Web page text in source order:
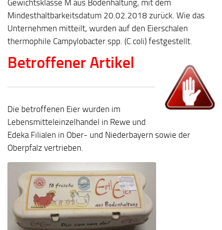
Gewichtsklasse M aus Bodenhaltung, mit dem
Mindesthaltbarkeitsdatum 20.02.2018 zurück. Wie das
Unternehmen mitteilt, wurden auf den Eierschalen
thermophile Campylobacter spp. (C.coli) festgestellt.
Betroffener Artikel
Die betroffenen Eier wurden im
Lebensmitteleinzelhandel in Rewe und
Edeka Filialen in Ober- und Niederbayern sowie der
Oberpfalz vertrieben.